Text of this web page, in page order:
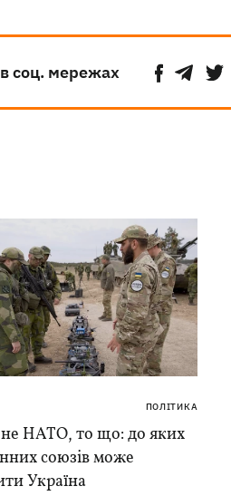
соц. мережах
ПОЛІТИКА
НАТО, то що: до яких
союзів може
Україна